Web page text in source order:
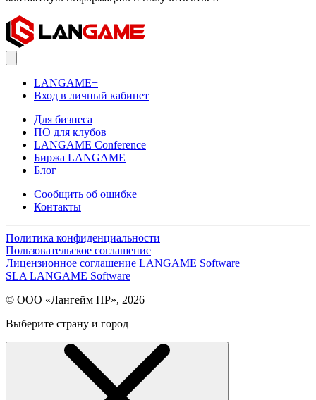
LANGAME+
Вход в личный кабинет
Для бизнеса
ПО для клубов
LANGAME Conference
Биржа LANGAME
Блог
Сообщить об ошибке
Контакты
Политика конфиденциальности
Пользовательское соглашение
Лицензионное соглашение LANGAME Software
SLA LANGAME Software
© ООО «Лангейм ПР», 2026
Выберите страну и город